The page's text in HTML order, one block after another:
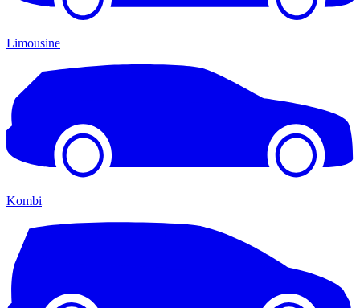
Limousine
Kombi